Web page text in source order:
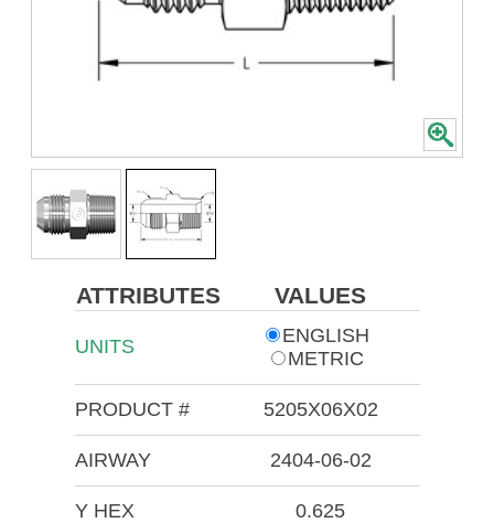
ATTRIBUTES VALUES
UNITS
ENGLISH
METRIC
PRODUCT # 5205X06X02
AIRWAY 2404-06-02
Y HEX 0.625